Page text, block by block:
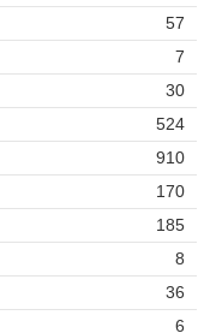
57
7
30
524
910
170
185
8
36
6